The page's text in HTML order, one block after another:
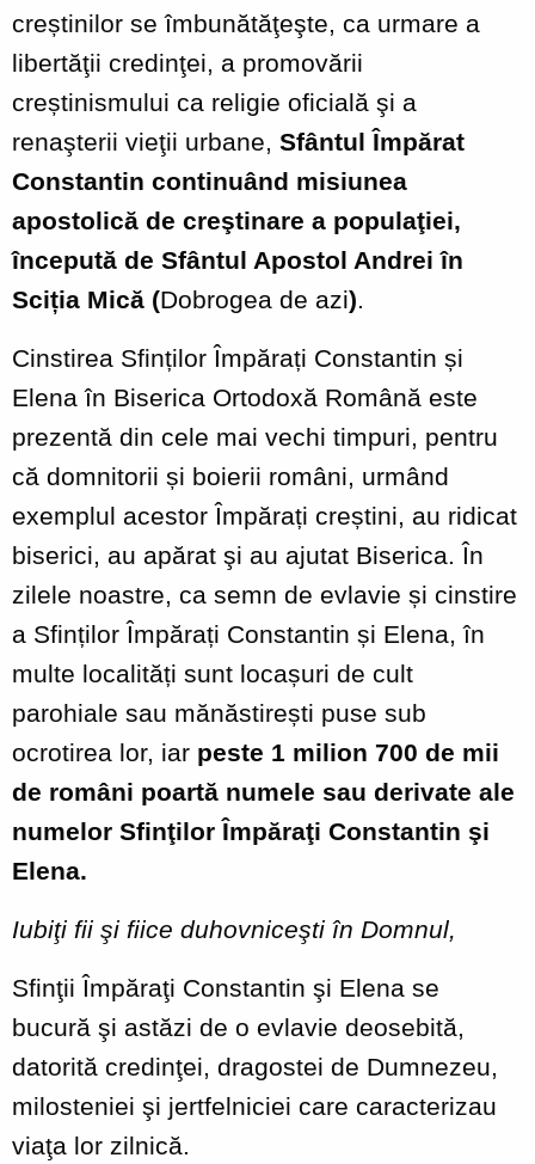
creștinilor se îmbunătăţeşte, ca urmare a
libertăţii credinţei, a promovării
creștinismului ca religie oficială şi a
renaşterii vieţii urbane, Sfântul Împărat
Constantin continuând misiunea
apostolică de creştinare a populaţiei,
începută de Sfântul Apostol Andrei în
Sciția Mică (Dobrogea de azi).
Cinstirea Sfinților Împărați Constantin și
Elena în Biserica Ortodoxă Română este
prezentă din cele mai vechi timpuri, pentru
că domnitorii și boierii români, urmând
exemplul acestor Împărați creștini, au ridicat
biserici, au apărat şi au ajutat Biserica. În
zilele noastre, ca semn de evlavie și cinstire
a Sfinților Împărați Constantin și Elena, în
multe localități sunt locașuri de cult
parohiale sau mănăstirești puse sub
ocrotirea lor, iar peste 1 milion 700 de mii
de români poartă numele sau derivate ale
numelor Sfinţilor Împăraţi Constantin şi
Elena.
Iubiţi fii şi fiice duhovniceşti în Domnul,
Sfinţii Împăraţi Constantin şi Elena se
bucură şi astăzi de o evlavie deosebită,
datorită credinţei, dragostei de Dumnezeu,
milosteniei şi jertfelniciei care caracterizau
viaţa lor zilnică.